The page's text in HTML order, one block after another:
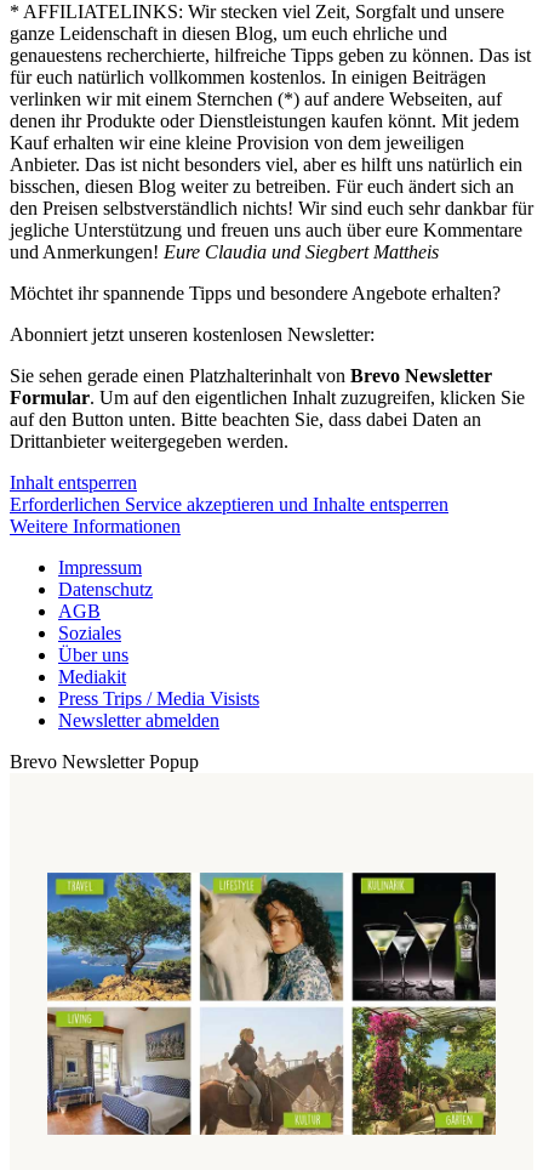
* AFFILIATELINKS: Wir stecken viel Zeit, Sorgfalt und unsere
ganze Leidenschaft in diesen Blog, um euch ehrliche und
genauestens recherchierte, hilfreiche Tipps geben zu können. Das ist
für euch natürlich vollkommen kostenlos. In einigen Beiträgen
verlinken wir mit einem Sternchen (*) auf andere Webseiten, auf
denen ihr Produkte oder Dienstleistungen kaufen könnt. Mit jedem
Kauf erhalten wir eine kleine Provision von dem jeweiligen
Anbieter. Das ist nicht besonders viel, aber es hilft uns natürlich ein
bisschen, diesen Blog weiter zu betreiben. Für euch ändert sich an
den Preisen selbstverständlich nichts! Wir sind euch sehr dankbar für
jegliche Unterstützung und freuen uns auch über eure Kommentare
und Anmerkungen! Eure Claudia und Siegbert Mattheis
Möchtet ihr spannende Tipps und besondere Angebote erhalten?
Abonniert jetzt unseren kostenlosen Newsletter:
Sie sehen gerade einen Platzhalterinhalt von Brevo Newsletter
Formular. Um auf den eigentlichen Inhalt zuzugreifen, klicken Sie
auf den Button unten. Bitte beachten Sie, dass dabei Daten an
Drittanbieter weitergegeben werden.
Inhalt entsperren
Erforderlichen Service akzeptieren und Inhalte entsperren
Weitere Informationen
Impressum
Datenschutz
AGB
Soziales
Über uns
Mediakit
Press Trips / Media Visists
Newsletter abmelden
Brevo Newsletter Popup